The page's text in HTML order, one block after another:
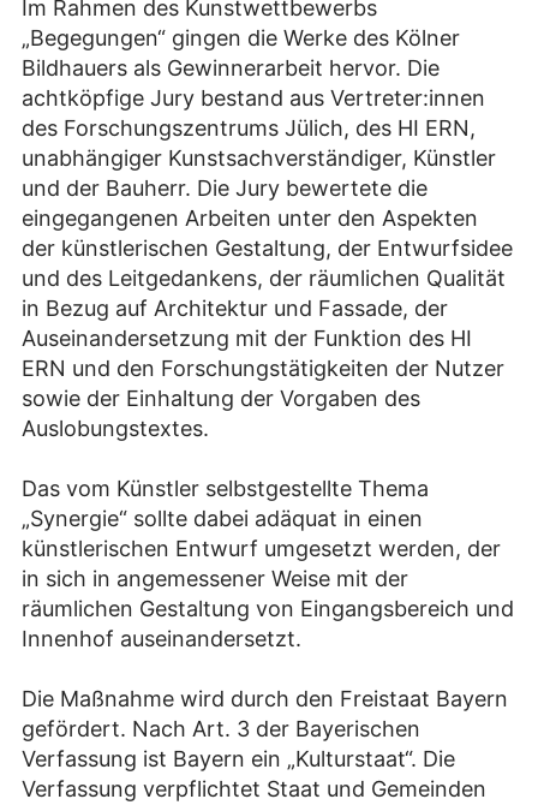
Im Rahmen des Kunstwettbewerbs
„Begegungen“ gingen die Werke des Kölner
Bildhauers als Gewinnerarbeit hervor. Die
achtköpfige Jury bestand aus Vertreter:innen
des Forschungszentrums Jülich, des HI ERN,
unabhängiger Kunstsachverständiger, Künstler
und der Bauherr. Die Jury bewertete die
eingegangenen Arbeiten unter den Aspekten
der künstlerischen Gestaltung, der Entwurfsidee
und des Leitgedankens, der räumlichen Qualität
in Bezug auf Architektur und Fassade, der
Auseinandersetzung mit der Funktion des HI
ERN und den Forschungstätigkeiten der Nutzer
sowie der Einhaltung der Vorgaben des
Auslobungstextes.
Das vom Künstler selbstgestellte Thema
„Synergie“ sollte dabei adäquat in einen
künstlerischen Entwurf umgesetzt werden, der
in sich in angemessener Weise mit der
räumlichen Gestaltung von Eingangsbereich und
Innenhof auseinandersetzt.
Die Maßnahme wird durch den Freistaat Bayern
gefördert. Nach Art. 3 der Bayerischen
Verfassung ist Bayern ein „Kulturstaat“. Die
Verfassung verpflichtet Staat und Gemeinden